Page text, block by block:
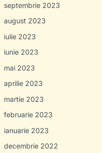
septembrie 2023
august 2023
iulie 2023
iunie 2023
mai 2023
aprilie 2023
martie 2023
februarie 2023
ianuarie 2023
decembrie 2022